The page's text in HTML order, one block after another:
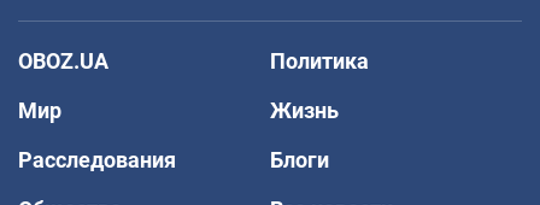
OBOZ.UA
Политика
Мир
Жизнь
Расследования
Блоги